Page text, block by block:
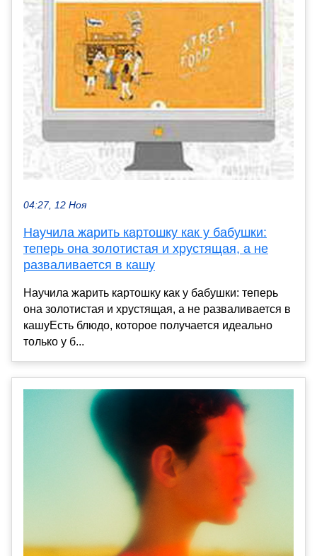
04:27, 12 Ноя
Научила жарить картошку как у бабушки:
теперь она золотистая и хрустящая, а не
разваливается в кашу
Научила жарить картошку как у бабушки: теперь
она золотистая и хрустящая, а не разваливается в
кашуЕсть блюдо, которое получается идеально
только у б...